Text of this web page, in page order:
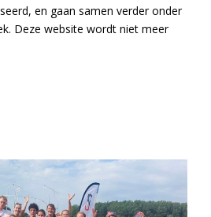
en gaan samen verder onder
Deze website wordt niet meer